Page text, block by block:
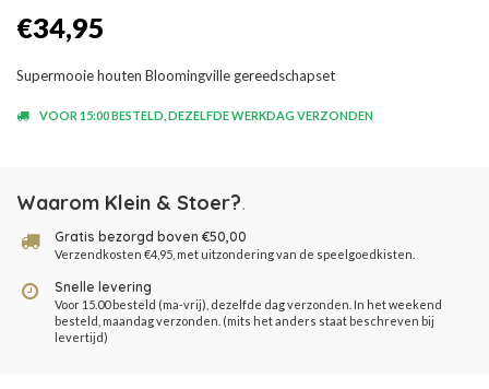
€34,95
Supermooie houten Bloomingville gereedschapset
VOOR 15:00 BESTELD, DEZELFDE WERKDAG VERZONDEN
Waarom Klein & Stoer?.
Gratis bezorgd boven €50,00
Verzendkosten €4,95, met uitzondering van de speelgoedkisten.
Snelle levering
Voor 15.00 besteld (ma-vrij), dezelfde dag verzonden. In het weekend
besteld, maandag verzonden. (mits het anders staat beschreven bij
levertijd)